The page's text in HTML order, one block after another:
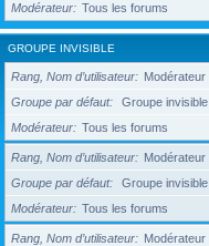
Modérateur
Tous les forums
GROUPE INVISIBLE
Rang, Nom d’utilisateur Modérateur
Groupe par défaut
Groupe invisible
Modérateur
Tous les forums
Rang, Nom d’utilisateur Modérateur
Groupe par défaut
Groupe invisible
Modérateur
Tous les forums
Rang, Nom d’utilisateur Modérateur